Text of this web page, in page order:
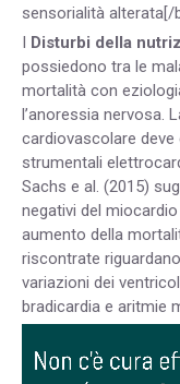
sensorialità alterata[/
I Disturbi della
possiedono tra le
mortalità con
l’anoressia nervosa.
cardiovascolare
strumentali
Sachs e al. (2015)
negativi del
aumento della
riscontrate
variazioni dei
bradicardia e aritmie